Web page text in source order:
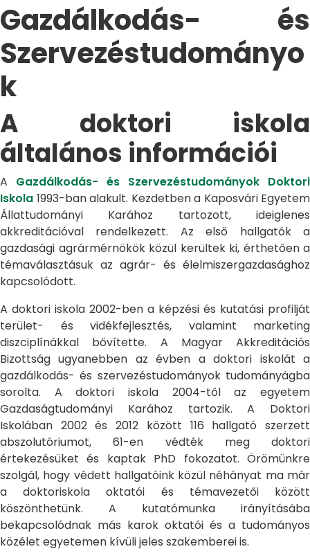
Gazdálkodás- és
Szervezéstudományo
k
A doktori iskola
általános információi
A Gazdálkodás- és Szervezéstudományok Doktori
Iskola 1993-ban alakult. Kezdetben a Kaposvári Egyetem
Állattudományi Karához tartozott, ideiglenes
akkreditációval rendelkezett. Az első hallgatók a
gazdasági agrármérnökök közül kerültek ki, érthetően a
témaválasztásuk az agrár- és élelmiszergazdasághoz
kapcsolódott.
A doktori iskola 2002-ben a képzési és kutatási profilját
terület- és vidékfejlesztés, valamint marketing
diszciplínákkal bővítette. A Magyar Akkreditációs
Bizottság ugyanebben az évben a doktori iskolát a
gazdálkodás- és szervezéstudományok tudományágba
sorolta. A doktori iskola 2004-től az egyetem
Gazdaságtudományi Karához tartozik. A Doktori
Iskolában 2002 és 2012 között 116 hallgató szerzett
abszolutóriumot, 61-en védték meg doktori
értekezésüket és kaptak PhD fokozatot. Örömünkre
szolgál, hogy védett hallgatóink közül néhányat ma már
a doktoriskola oktatói és témavezetői között
köszönthetünk. A kutatómunka irányításába
bekapcsolódnak más karok oktatói és a tudományos
közélet egyetemen kívüli jeles szakemberei is.